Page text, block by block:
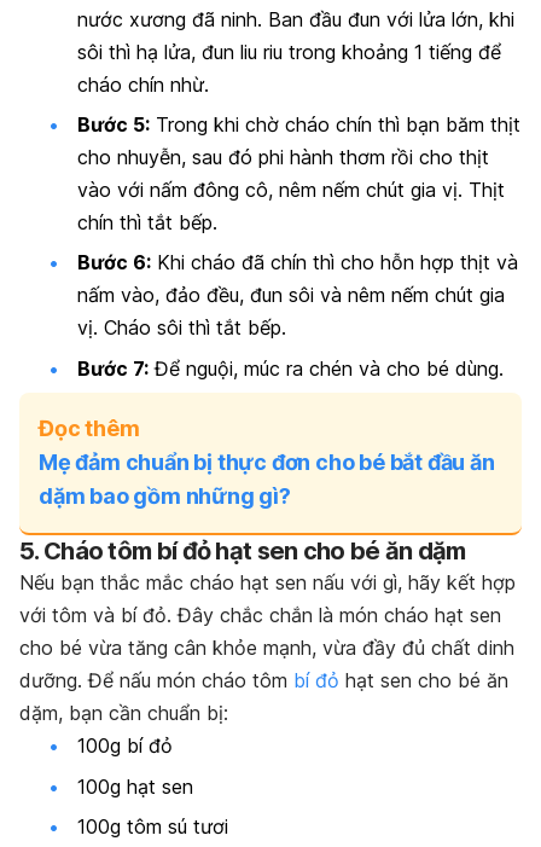
nước xương đã ninh. Ban đầu đun với lửa lớn, khi
sôi thì hạ lửa, đun liu riu trong khoảng 1 tiếng để
cháo chín nhừ.
Bước 5: Trong khi chờ cháo chín thì bạn băm thịt
cho nhuyễn, sau đó phi hành thơm rồi cho thịt
vào với nấm đông cô, nêm nếm chút gia vị. Thịt
chín thì tắt bếp.
Bước 6: Khi cháo đã chín thì cho hỗn hợp thịt và
nấm vào, đảo đều, đun sôi và nêm nếm chút gia
vị. Cháo sôi thì tắt bếp.
Bước 7: Để nguội, múc ra chén và cho bé dùng.
Đọc thêm
Mẹ đảm chuẩn bị thực đơn cho bé bắt đầu ăn
dặm bao gồm những gì?
5. Cháo tôm bí đỏ hạt sen cho bé ăn dặm
Nếu bạn thắc mắc cháo hạt sen nấu với gì, hãy kết hợp
với tôm và bí đỏ. Đây chắc chắn là món cháo hạt sen
cho bé vừa tăng cân khỏe mạnh, vừa đầy đủ chất dinh
dưỡng. Để nấu món cháo tôm bí đỏ hạt sen cho bé ăn
dặm, bạn cần chuẩn bị:
100g bí đỏ
100g hạt sen
100g tôm sú tươi